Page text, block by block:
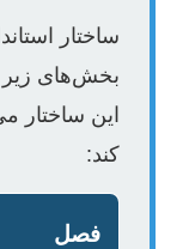
ساختار
بخش‌های زیر
این ساختار
کند:
فصل